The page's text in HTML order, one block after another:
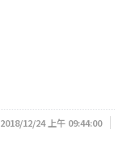
2018/12/24 上午 09:44:00